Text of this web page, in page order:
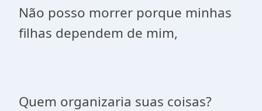
Não posso morrer porque minhas
filhas dependem de mim,
Quem organizaria suas coisas?